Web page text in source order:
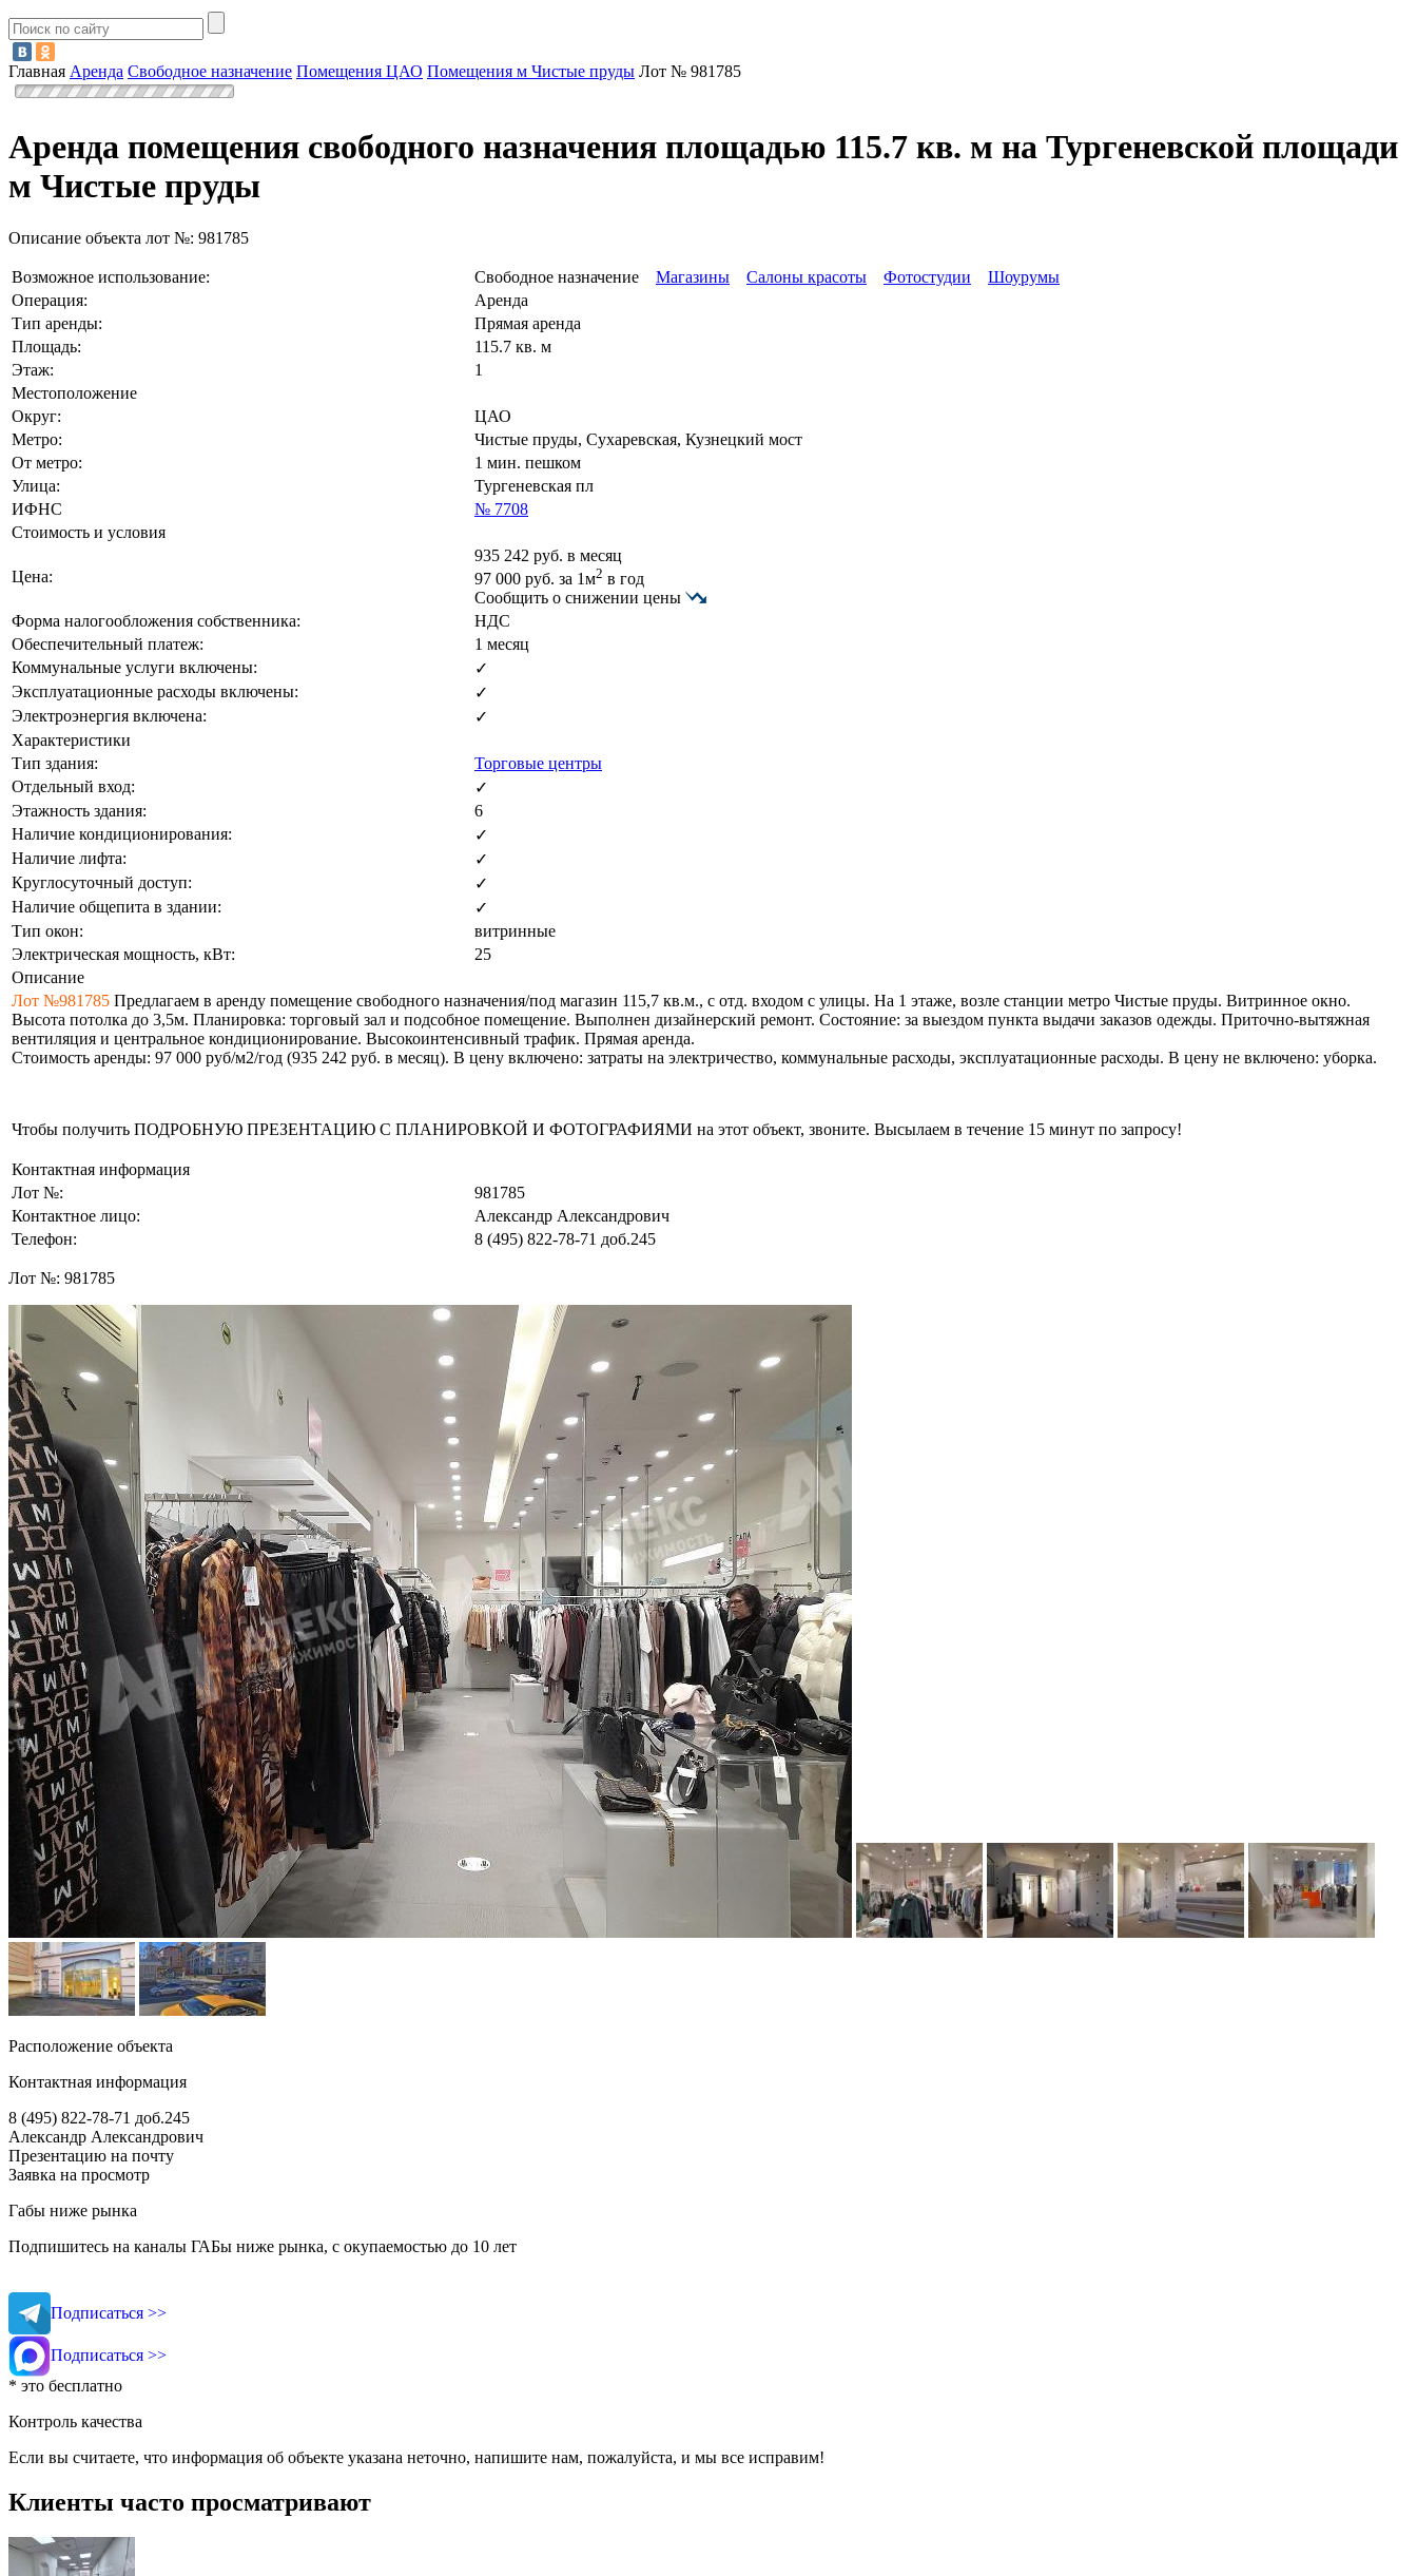
Главная Аренда Свободное назначение Помещения ЦАО Помещения м Чистые пруды Лот № 981785
Аренда помещения свободного назначения площадью 115.7 кв. м на Тургеневской площади
м Чистые пруды
Описание объекта лот №: 981785
Возможное использование: Свободное назначение Магазины Салоны красоты Фотостудии
Шоурумы
Операция:
Аренда
Тип аренды:
Прямая аренда
Площадь:
115.7 кв. м
Этаж:
1
Местоположение
Округ:
ЦАО
Метро:
Чистые пруды, Сухаревская, Кузнецкий мост
От метро:
1 мин. пешком
Улица:
Тургеневская пл
ИФНС
№ 7708
Стоимость и условия
Цена:
935 242 руб. в месяц
97 000 руб. за 1м2 в год
Сообщить о снижении цены
Форма налогообложения собственника:
НДС
Обеспечительный платеж:
1 месяц
Коммунальные услуги включены:
✓
Эксплуатационные расходы включены:
✓
Электроэнергия включена:
✓
Характеристики
Тип здания:
Торговые центры
Отдельный вход:
✓
Этажность здания:
6
Наличие кондиционирования:
✓
Наличие лифта:
✓
Круглосуточный доступ:
✓
Наличие общепита в здании:
✓
Тип окон:
витринные
Электрическая мощность, кВт:
25
Описание
Лот №981785 Предлагаем в аренду помещение свободного назначения/под магазин 115,7 кв.м., с отд. входом с улицы. На 1 этаже, возле станции метро Чистые пруды. Витринное окно.
Высота потолка до 3,5м. Планировка: торговый зал и подсобное помещение. Выполнен дизайнерский ремонт. Состояние: за выездом пункта выдачи заказов одежды. Приточно-вытяжная
вентиляция и центральное кондиционирование. Высокоинтенсивный трафик. Прямая аренда.
Стоимость аренды: 97 000 руб/м2/год (935 242 руб. в месяц). В цену включено: затраты на электричество, коммунальные расходы, эксплуатационные расходы. В цену не включено: уборка.
Чтобы получить ПОДРОБНУЮ ПРЕЗЕНТАЦИЮ С ПЛАНИРОВКОЙ И ФОТОГРАФИЯМИ на этот объект, звоните. Высылаем в течение 15 минут по запросу!
Контактная информация
Лот №:
981785
Контактное лицо:
Александр Александрович
Телефон:
8 (495) 822-78-71 доб.245
Лот №: 981785
Расположение объекта
Контактная информация
8 (495) 822-78-71 доб.245
Александр Александрович
Презентацию на почту
Заявка на просмотр
Габы ниже рынка
Подпишитесь на каналы ГАБы ниже рынка, с окупаемостью до 10 лет
Подписаться >>
Подписаться >>
* это бесплатно
Контроль качества
Если вы считаете, что информация об объекте указана неточно, напишите нам, пожалуйста, и мы все исправим!
Клиенты часто просматривают